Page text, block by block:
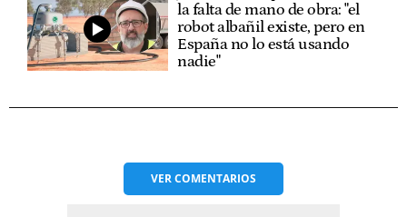
la falta de mano de obra: "el
robot albañil existe, pero en
España no lo está usando
nadie"
VERCOMENTARIOS